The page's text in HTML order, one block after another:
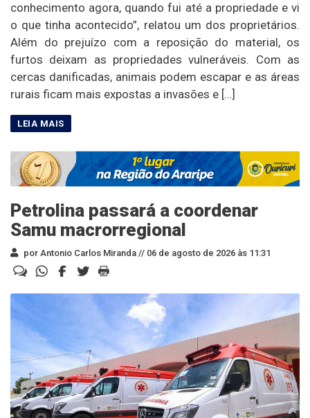
conhecimento agora, quando fui até a propriedade e vi
o que tinha acontecido”, relatou um dos proprietários.
Além do prejuízo com a reposição do material, os
furtos deixam as propriedades vulneráveis. Com as
cercas danificadas, animais podem escapar e as áreas
rurais ficam mais expostas a invasões e […]
Petrolina passará a coordenar
Samu macrorregional
por Antonio Carlos Miranda // 06 de agosto de 2026 às 11:31